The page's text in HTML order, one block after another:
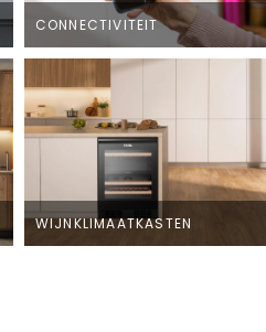
CONNECTIVITEIT
WIJNKLIMAATKASTEN